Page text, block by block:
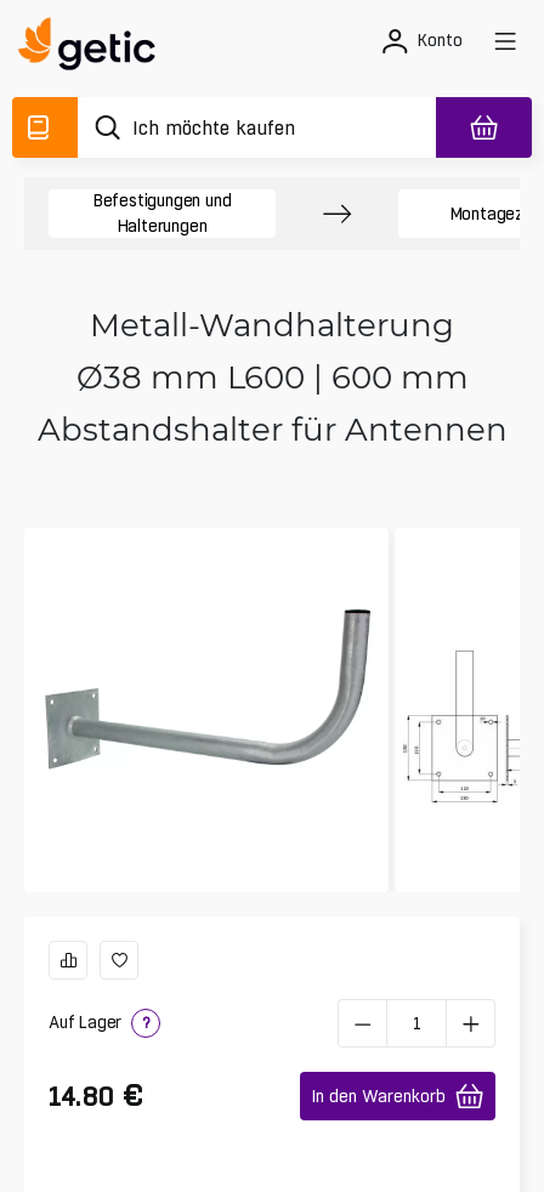
Konto
Befestigungen und
Halterungen
Metall-Wandhalterung
Ø38 mm L600 | 600 mm
Abstandshalter für Antennen
Auf Lager ?
14.80 € In den Warenkorb